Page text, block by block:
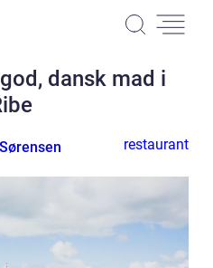
dansk mad i
restaurant